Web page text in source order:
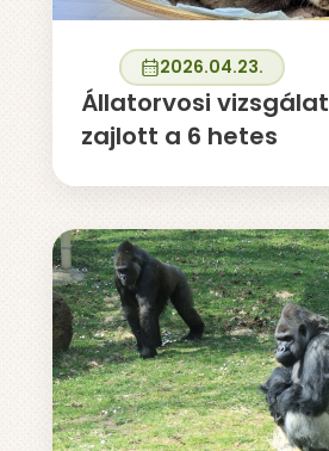
2026.04.23.
Állatorvosi vizsgálat
zajlott a 6 hetes